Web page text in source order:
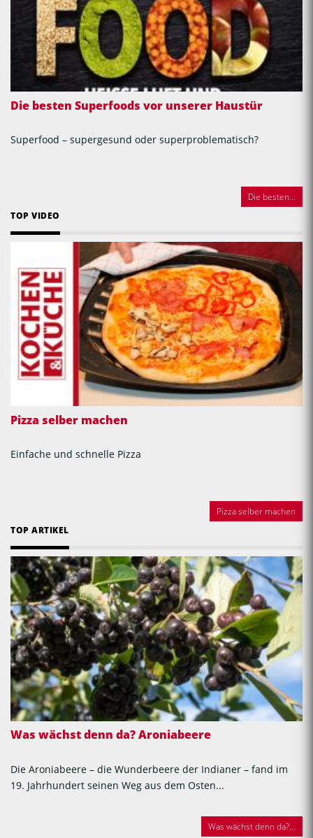
Die besten Superfoods vor unserer Haustür
Superfood – supergesund oder superproblematisch?
Die besten...
TOP VIDEO
Pizza selber machen
Einfache und schnelle Pizza
Pizza selber machen
TOP ARTIKEL
Was wächst denn da? Aroniabeere
Die Aroniabeere – die Wunderbeere der Indianer – fand im
19. Jahrhundert seinen Weg aus dem Osten...
Was wächst denn da?...